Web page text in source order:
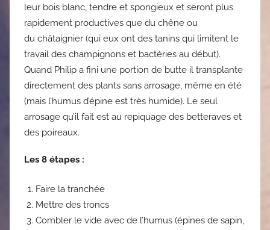
leur bois blanc, tendre et spongieux et seront plus
rapidement productives que du chêne ou
du châtaignier (qui eux ont des tanins qui limitent le
travail des champignons et bactéries au début).
Quand Philip a fini une portion de butte il transplante
directement des plants sans arrosage, même en été
(mais l’humus d’épine est très humide). Le seul
arrosage qu’il fait est au repiquage des betteraves et
des poireaux.
Les 8 étapes :
Faire la tranchée
Mettre des troncs
Combler le vide avec de l’humus (épines de sapin,